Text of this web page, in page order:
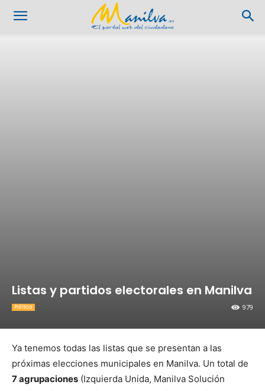
Listas y partidos electorales en Manilva
979
Política
Ya tenemos todas las listas que se presentan a las
próximas elecciones municipales en Manilva. Un total de
7 agrupaciones (Izquierda Unida, Manilva Solución